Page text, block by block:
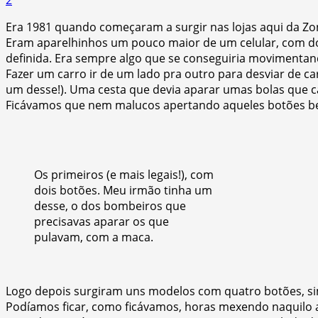
Era 1981 quando começaram a surgir nas lojas aqui da
Eram aparelhinhos um pouco maior de um celular, com
definida. Era sempre algo que se conseguiria
Fazer um carro ir de um lado pra outro para desviar de
um desse!). Uma cesta que devia aparar umas bolas que
Ficávamos que nem malucos apertando aqueles botões
Os primeiros (e mais legais!), com
dois botões. Meu irmão tinha um
desse, o dos bombeiros que
precisavas aparar os que
pulavam, com a maca.
Logo depois surgiram uns modelos com quatro botões,
Podíamos ficar, como ficávamos, horas mexendo